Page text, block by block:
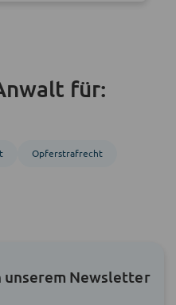
für:
Opferstrafrecht
unserem Newsletter